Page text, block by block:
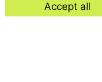
Accept all